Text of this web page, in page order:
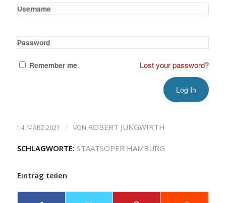
Username
Password
Remember me Lost your password?
14. MÄRZ 2021 / VON ROBERT JUNGWIRTH
SCHLAGWORTE: STAATSOPER HAMBURG
Eintrag teilen